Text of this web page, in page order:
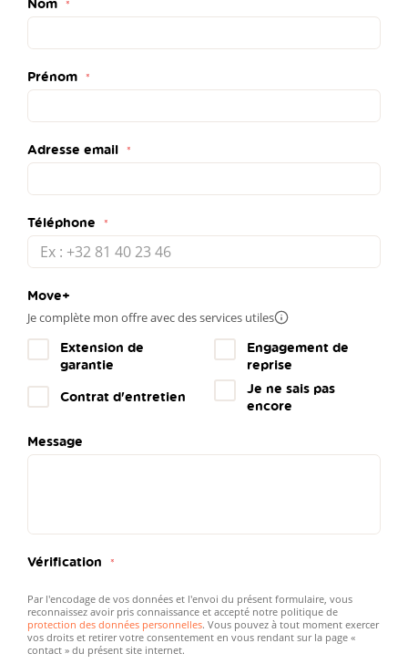
Prénom
Adresse email
Téléphone
Move+
Je complète mon offre avec des services utilesPlus
Extension de
garantie
Engagement de
reprise
Contrat d'entretien
Je ne sais pas
encore
Message
Vérification
Par l'encodage de vos données et l'envoi du présent formulaire, vous
reconnaissez avoir pris connaissance et accepté notre politique de
protection des données personnelles. Vous pouvez à tout moment exercer
vos droits et retirer votre consentement en vous rendant sur la page «
contact » du présent site internet.